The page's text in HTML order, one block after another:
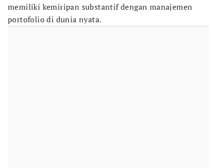
memiliki kemiripan substantif dengan manajemen
portofolio di dunia nyata.